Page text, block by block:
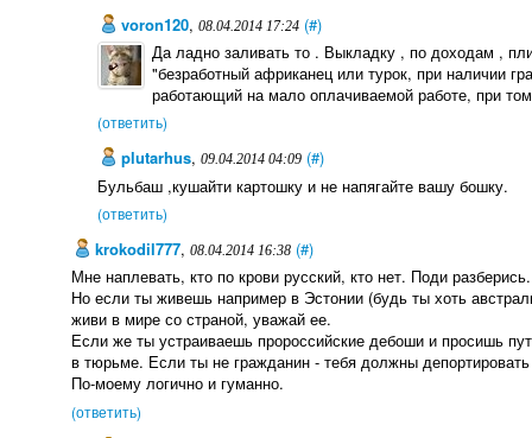
voron120, 08.04.2014 17:24 (#)
Да ладно заливать то . Выкладку , по доходам ,
"безработный африканец или турок, при наличии
работающий на мало оплачиваемой работе, при
(ответить)
plutarhus, 09.04.2014 04:09 (#)
Бульбаш ,кушайти картошку и не напягайте вашу бошку.
(ответить)
krokodil777,08.04.2014 16:38 (#)
Мне наплевать, кто по крови русский, кто нет. Поди
Но если ты живешь например в Эстонии (будь ты хоть
живи в мире со страной, уважай ее.
Если же ты устраиваешь пророссийские дебоши и просишь
в тюрьме. Если ты не гражданин - тебя должны
По-моему логично и гуманно.
(ответить)